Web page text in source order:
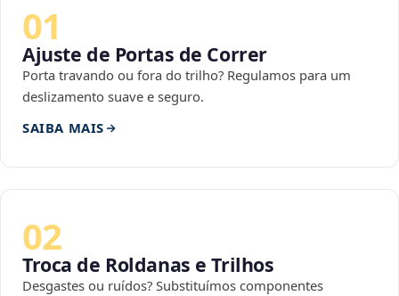
01
Ajuste de Portas de Correr
Porta travando ou fora do trilho? Regulamos para um
deslizamento suave e seguro.
SAIBA MAIS
02
Troca de Roldanas e Trilhos
Desgastes ou ruídos? Substituímos componentes